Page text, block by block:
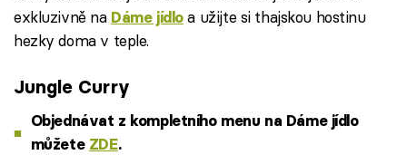
exkluzivně na Dáme jídloa užijte si thajskou hostinu
hezky doma v teple.
Jungle Curry
Objednávat z kompletního menu na Dáme jídlo
můžete ZDE.